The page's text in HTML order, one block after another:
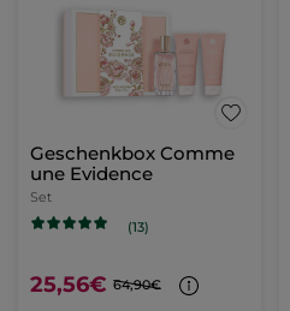
Geschenkbox Comme
une Evidence
Set
(13)
25,56€ 64,90€